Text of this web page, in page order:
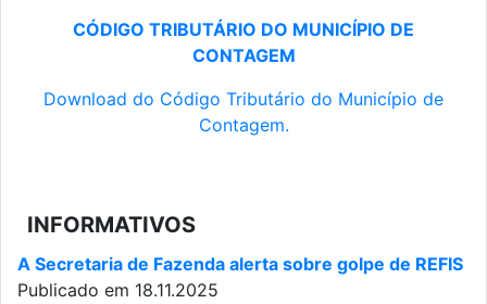
CÓDIGO TRIBUTÁRIO DO MUNICÍPIO DE
CONTAGEM
Download do Código Tributário do Município de
Contagem.
INFORMATIVOS
A Secretaria de Fazenda alerta sobre golpe de REFIS
Publicado em 18.11.2025